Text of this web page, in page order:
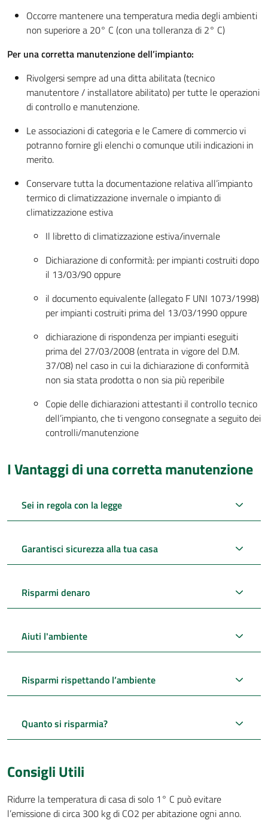
Occorre mantenere una temperatura media degli ambienti
non superiore a 20° C (con una tolleranza di 2° C)
Per una corretta manutenzione dell’impianto:
Rivolgersi sempre ad una ditta abilitata (tecnico
manutentore / installatore abilitato) per tutte le operazioni
di controllo e manutenzione.
Le associazioni di categoria e le Camere di commercio vi
potranno fornire gli elenchi o comunque utili indicazioni in
merito.
Conservare tutta la documentazione relativa all’impianto
termico di climatizzazione invernale o impianto di
climatizzazione estiva
Il libretto di climatizzazione estiva/invernale
Dichiarazione di conformità: per impianti costruiti dopo
il 13/03/90 oppure
il documento equivalente (allegato F UNI 1073/1998)
per impianti costruiti prima del 13/03/1990 oppure
dichiarazione di rispondenza per impianti eseguiti
prima del 27/03/2008 (entrata in vigore del D.M.
37/08) nel caso in cui la dichiarazione di conformità
non sia stata prodotta o non sia più reperibile
Copie delle dichiarazioni attestanti il controllo tecnico
dell’impianto, che ti vengono consegnate a seguito dei
controlli/manutenzione
I Vantaggi di una corretta manutenzione
Sei in regola con la legge
Garantisci sicurezza alla tua casa
Risparmi denaro
Aiuti l'ambiente
Risparmi rispettando l’ambiente
Quanto si risparmia?
Consigli Utili
Ridurre la temperatura di casa di solo 1° C può evitare
l’emissione di circa 300 kg di CO2 per abitazione ogni anno.